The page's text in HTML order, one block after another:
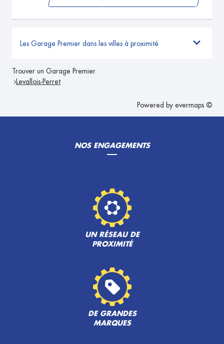
Les Garage Premier dans les villes à proximité
Trouver un Garage Premier
Levallois-Perret
Powered by evermaps ©
NOS ENGAGEMENTS
UN RÉSEAU DE
PROXIMITÉ
DE GRANDES
MARQUES